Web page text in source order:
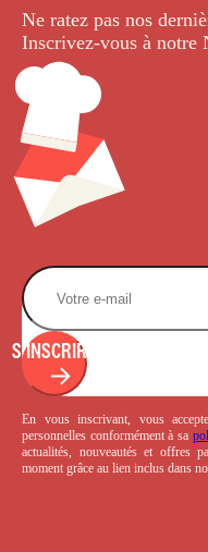
Ne ratez pas nos
Inscrivez-vous à notre
S'INSCRIRE
En vous inscrivant, vous
personnelles conformément à sa
actualités, nouveautés et offres
moment grâce au lien inclus dans